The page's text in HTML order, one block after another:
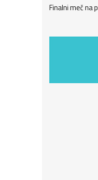
Finalni meč na